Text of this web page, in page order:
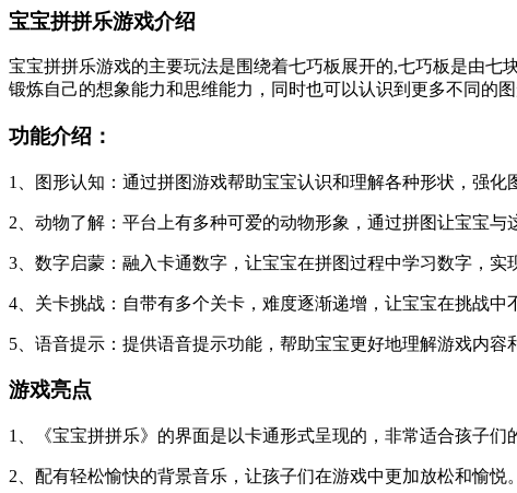
宝宝拼拼乐游戏介绍
宝宝拼拼乐游戏的主要玩法是围绕着七巧板展开的,七巧板是由
锻炼自己的想象能力和思维能力，同时也可以认识到更多不同的图
功能介绍：
1、‌图形认知‌：通过拼图游戏帮助宝宝认识和理解各种形状，强化
2、‌动物了解：平台上有多种可爱的动物形象，通过拼图让宝宝与
3、‌数字启蒙‌：融入卡通数字，让宝宝在拼图过程中学习数字，实
4、关卡挑战：自带有多个关卡，难度逐渐递增，让宝宝在挑战中
5、语音提示‌：提供语音提示功能，帮助宝宝更好地理解游戏内容
游戏亮点
1、《宝宝拼拼乐》的界面是以卡通形式呈现的，非常适合孩子们
2、配有轻松愉快的背景音乐，让孩子们在游戏中更加放松和愉悦。